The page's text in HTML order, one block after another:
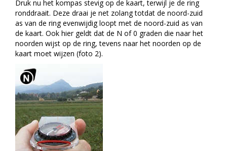
Druk nu het kompas stevig op de kaart, terwijl je de ring
ronddraait. Deze draai je net zolang totdat de noord-zuid
as van de ring evenwijdig loopt met de noord-zuid as van
de kaart. Ook hier geldt dat de N of 0 graden die naar het
noorden wijst op de ring, tevens naar het noorden op de
kaart moet wijzen (foto 2).